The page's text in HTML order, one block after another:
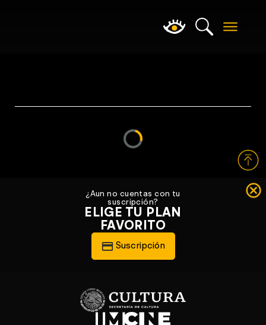
¿Aun no cuentas con tu
suscripción?
ELIGE TU PLAN
FAVORITO
Suscripción